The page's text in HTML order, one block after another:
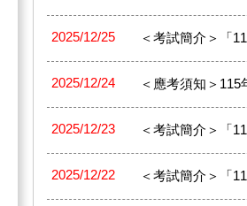
2025/12/25 ＜考試簡介＞「
2025/12/24 ＜應考須知＞
2025/12/23 ＜考試簡介＞「
2025/12/22 ＜考試簡介＞「